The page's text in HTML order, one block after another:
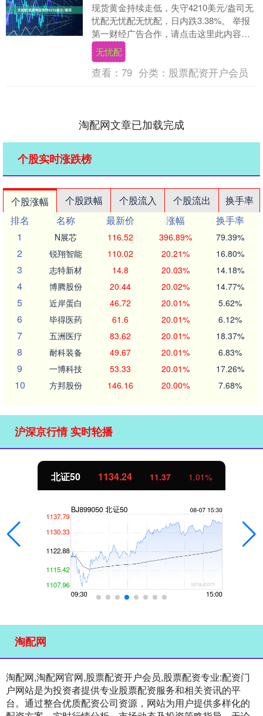
现货黄金持续走低，失守4210美元/盎司无
忧配无忧配无忧配，日内跌3.38%。 举报
第一财经广告合作，请点击这里此内容为
第一财经原创，著作权归第一财经所有。
未....
无忧配
查看： 79 分类： 股票配资开户会员
淘配网文章已加载完成
个股实时涨跌榜
个股涨幅 个股跌幅 个股流入 个股流出
换手率
排名
名称 最新价 涨幅
换手率
1
N展芯 116.52 396.89% 79.39%
2 锐翔智能 110.02 20.21% 16.80%
3 志特新材 14.8 20.03% 14.18%
4 博腾股份 20.44 20.02% 14.77%
5 近岸蛋白 46.72 20.01% 5.62%
6 毕得医药 61.6 20.01% 6.12%
7 五洲医疗 83.62 20.01% 18.37%
8 耐科装备 49.67 20.01% 6.83%
9 一博科技 53.33 20.01% 17.26%
10 方邦股份 146.16 20.00% 7.68%
沪深京行情 实时轮播
北证50 1134.24 11.37 1.01%
淘配网
淘配网,淘配网官网,股票配资开户会员,股票配资专业:配资门
户网站是为投资者提供专业股票配资服务和相关资讯的平
台。通过整合优质配资公司资源，网站为用户提供多样化的